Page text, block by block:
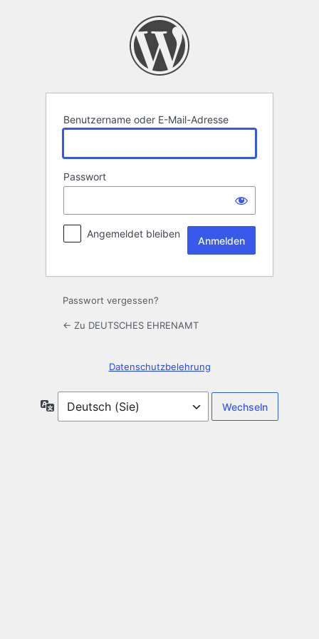
Benutzername oder E-Mail-Adresse
Passwort
Angemeldet bleiben
Passwort vergessen?
← Zu DEUTSCHES EHRENAMT
Datenschutzbelehrung
Sprache